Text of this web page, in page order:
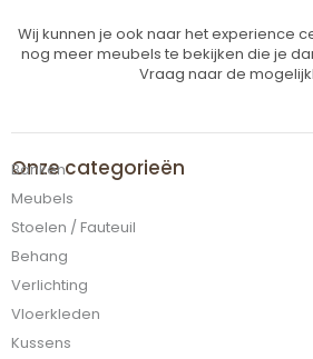
Wij kunnen je ook naar het experience
nog meer meubels te bekijken die je
Vraag naar de
Onze categorieën
Banken
Meubels
Stoelen / Fauteuil
Behang
Verlichting
Vloerkleden
Kussens